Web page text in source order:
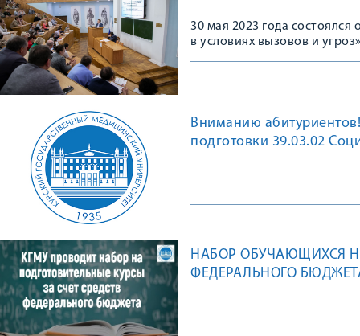
30 мая 2023 года
в условиях вызовов и
Вниманию
подготовки 39.03.02
НАБОР ОБУЧАЮЩИХСЯ
ФЕДЕРАЛЬНОГО